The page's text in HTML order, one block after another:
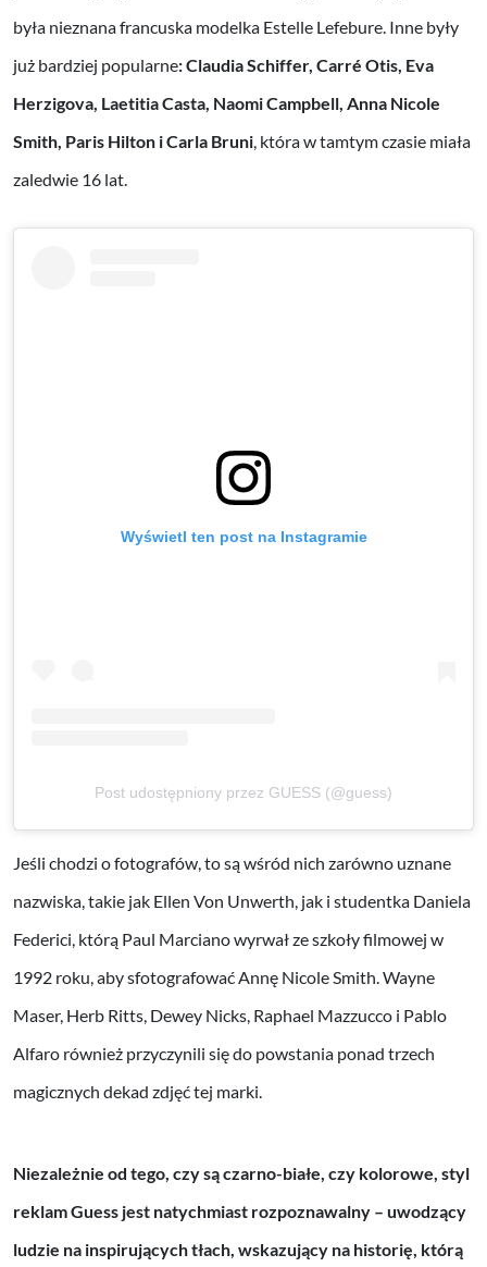
była nieznana francuska modelka Estelle Lefebure. Inne były
już bardziej popularne: Claudia Schiffer, Carré Otis, Eva
Herzigova, Laetitia Casta, Naomi Campbell, Anna Nicole
Smith, Paris Hilton i Carla Bruni , która w tamtym czasie miała
zaledwie 16 lat.
Wyświetl ten post na Instagramie
Post udostępniony przez GUESS (@guess)
Jeśli chodzi o fotografów, to są wśród nich zarówno uznane
nazwiska, takie jak Ellen Von Unwerth, jak i studentka Daniela
Federici, którą Paul Marciano wyrwał ze szkoły filmowej w
1992 roku, aby sfotografować Annę Nicole Smith. Wayne
Maser, Herb Ritts, Dewey Nicks, Raphael Mazzucco i Pablo
Alfaro również przyczynili się do powstania ponad trzech
magicznych dekad zdjęć tej marki.
Niezależnie od tego, czy są czarno-białe, czy kolorowe, styl
reklam Guess jest natychmiast rozpoznawalny – uwodzący
ludzie na inspirujących tłach, wskazujący na historię, którą